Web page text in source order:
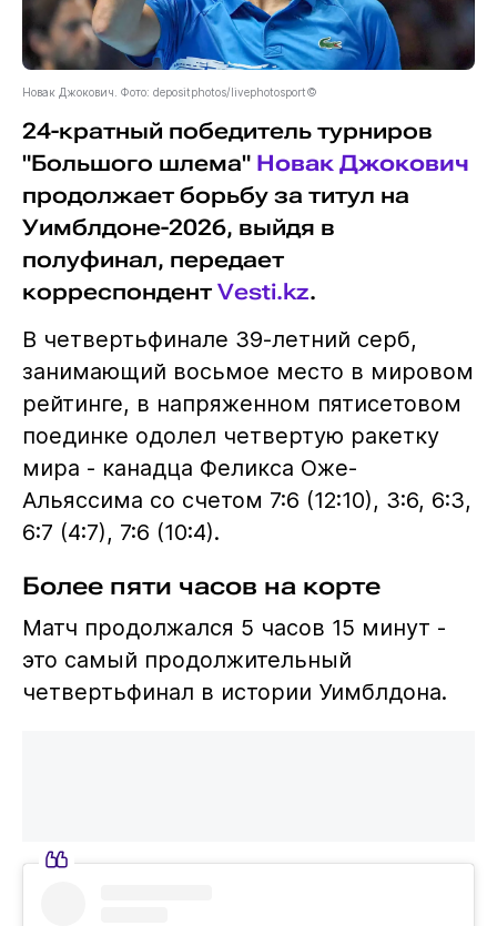
Новак Джокович. Фото: depositphotos/livephotosport©
24-кратный победитель турниров
"Большого шлема" Новак Джокович
продолжает борьбу за титул на
Уимблдоне-2026, выйдя в
полуфинал, передает
корреспондент Vesti.kz.
В четвертьфинале 39-летний серб,
занимающий восьмое место в мировом
рейтинге, в напряженном пятисетовом
поединке одолел четвертую ракетку
мира - канадца Феликса Оже-
Альяссима со счетом 7:6 (12:10), 3:6, 6:3,
6:7 (4:7), 7:6 (10:4).
Более пяти часов на корте
Матч продолжался 5 часов 15 минут -
это самый продолжительный
четвертьфинал в истории Уимблдона.